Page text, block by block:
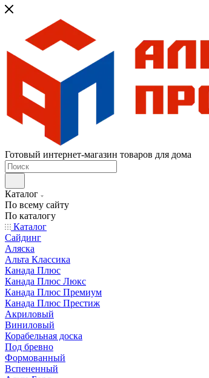
Готовый интернет-магазин товаров для дома
Каталог
По всему сайту
По каталогу
Каталог
Сайдинг
Аляска
Альта Классика
Канада Плюс
Канада Плюс Люкс
Канада Плюс Премиум
Канада Плюс Престиж
Акриловый
Виниловый
Корабельная доска
Под бревно
Формованный
Вспененный